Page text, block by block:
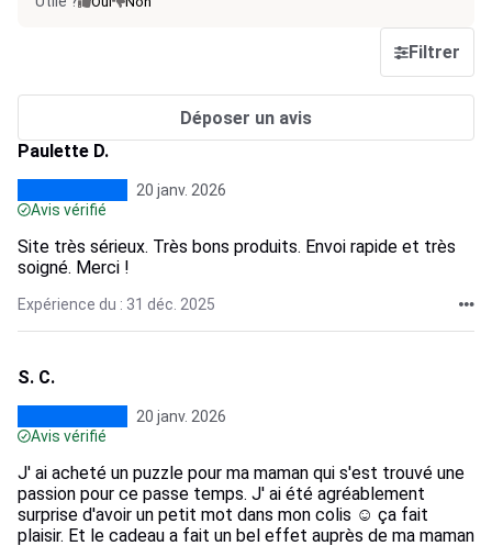
Filtrer
Déposer un avis
Paulette D.
20 janv. 2026
Avis vérifié
Site très sérieux. Très bons produits. Envoi rapide et très
soigné. Merci !
Expérience du : 31 déc. 2025
S. C.
20 janv. 2026
Avis vérifié
J' ai acheté un puzzle pour ma maman qui s'est trouvé une
passion pour ce passe temps. J' ai été agréablement
surprise d'avoir un petit mot dans mon colis ☺️ ça fait
plaisir. Et le cadeau a fait un bel effet auprès de ma maman